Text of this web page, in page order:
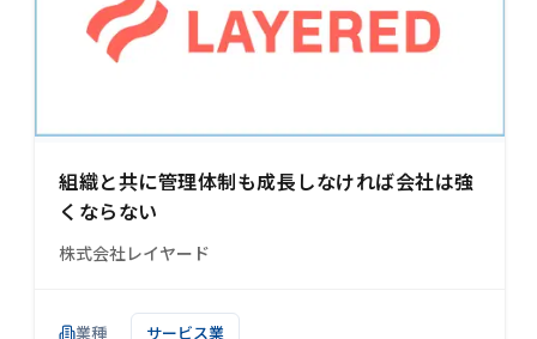
組織と共に管理体制も成長しなければ会社は強
くならない
株式会社レイヤード
業種 サービス業